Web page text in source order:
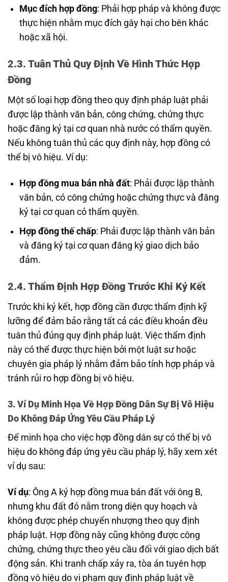
Mục đích hợp đồng: Phải hợp pháp và không được
thực hiện nhằm mục đích gây hại cho bên khác
hoặc xã hội.
2.3. Tuân Thủ Quy Định Về Hình Thức Hợp
Đồng
Một số loại hợp đồng theo quy định pháp luật phải
được lập thành văn bản, công chứng, chứng thực
hoặc đăng ký tại cơ quan nhà nước có thẩm quyền.
Nếu không tuân thủ các quy định này, hợp đồng có
thể bị vô hiệu. Ví dụ:
Hợp đồng mua bán nhà đất: Phải được lập thành
văn bản, có công chứng hoặc chứng thực và đăng
ký tại cơ quan có thẩm quyền.
Hợp đồng thế chấp: Phải được lập thành văn bản
và đăng ký tại cơ quan đăng ký giao dịch bảo
đảm.
2.4. Thẩm Định Hợp Đồng Trước Khi Ký Kết
Trước khi ký kết, hợp đồng cần được thẩm định kỹ
lưỡng để đảm bảo rằng tất cả các điều khoản đều
tuân thủ đúng quy định pháp luật. Việc thẩm định
này có thể được thực hiện bởi một luật sư hoặc
chuyên gia pháp lý nhằm đảm bảo tính hợp pháp và
tránh rủi ro hợp đồng bị vô hiệu.
3. Ví Dụ Minh Họa Về Hợp Đồng Dân Sự Bị Vô Hiệu
Do Không Đáp Ứng Yêu Cầu Pháp Lý
Để minh họa cho việc hợp đồng dân sự có thể bị vô
hiệu do không đáp ứng yêu cầu pháp lý, hãy xem xét
ví dụ sau:
Ví dụ: Ông A ký hợp đồng mua bán đất với ông B,
nhưng khu đất đó nằm trong diện quy hoạch và
không được phép chuyển nhượng theo quy định
pháp luật. Hợp đồng này cũng không được công
chứng, chứng thực theo yêu cầu đối với giao dịch bất
động sản. Khi tranh chấp xảy ra, tòa án tuyên hợp
đồng vô hiệu do vi phạm quy định pháp luật về